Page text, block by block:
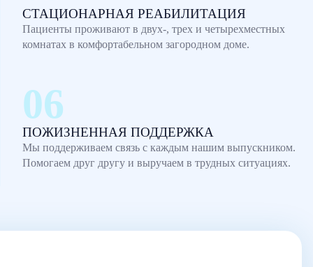
СТАЦИОНАРНАЯ РЕАБИЛИТАЦИЯ
Пациенты проживают в двух-, трех и четырехместных
комнатах в комфортабельном загородном доме.
ПОЖИЗНЕННАЯ ПОДДЕРЖКА
Мы поддерживаем связь с каждым нашим выпускником.
Помогаем друг другу и выручаем в трудных ситуациях.